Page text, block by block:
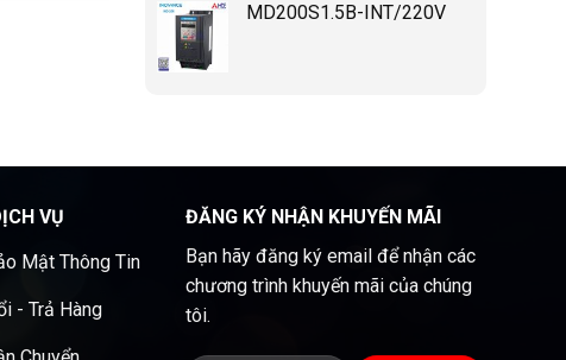
MD200S1.5B-INT/220V
VỤ
Mật Thông Tin
- Trả Hàng
ĐĂNG KÝ NHẬN KHUYẾN MÃI
Bạn hãy đăng ký email để nhận các
chương trình khuyến mãi của chúng
tôi.